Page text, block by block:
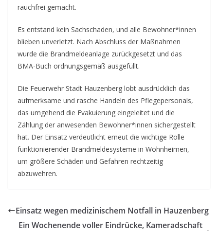
rauchfrei gemacht.
Es entstand kein Sachschaden, und alle Bewohner*innen
blieben unverletzt. Nach Abschluss der Maßnahmen
wurde die Brandmeldeanlage zurückgesetzt und das
BMA-Buch ordnungsgemäß ausgefüllt.
Die Feuerwehr Stadt Hauzenberg lobt ausdrücklich das
aufmerksame und rasche Handeln des Pflegepersonals,
das umgehend die Evakuierung eingeleitet und die
Zählung der anwesenden Bewohner*innen sichergestellt
hat. Der Einsatz verdeutlicht erneut die wichtige Rolle
funktionierender Brandmeldesysteme in Wohnheimen,
um größere Schäden und Gefahren rechtzeitig
abzuwehren.
Einsatz wegen medizinischem Notfall in Hauzenberg
Ein Wochenende voller Eindrücke, Kameradschaft